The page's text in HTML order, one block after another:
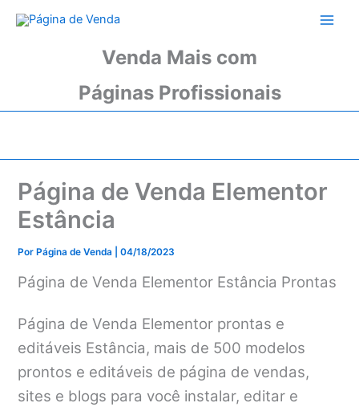
para
Venda Mais com
Páginas Profissionais
Página de Venda Elementor
Estância
PorPágina de Venda |04/18/2023
Página de Venda Elementor Estância Prontas
Página de Venda Elementor prontas e
editáveis Estância, mais de 500 modelos
prontos e editáveis de página de vendas,
sites e blogs para você instalar, editar e